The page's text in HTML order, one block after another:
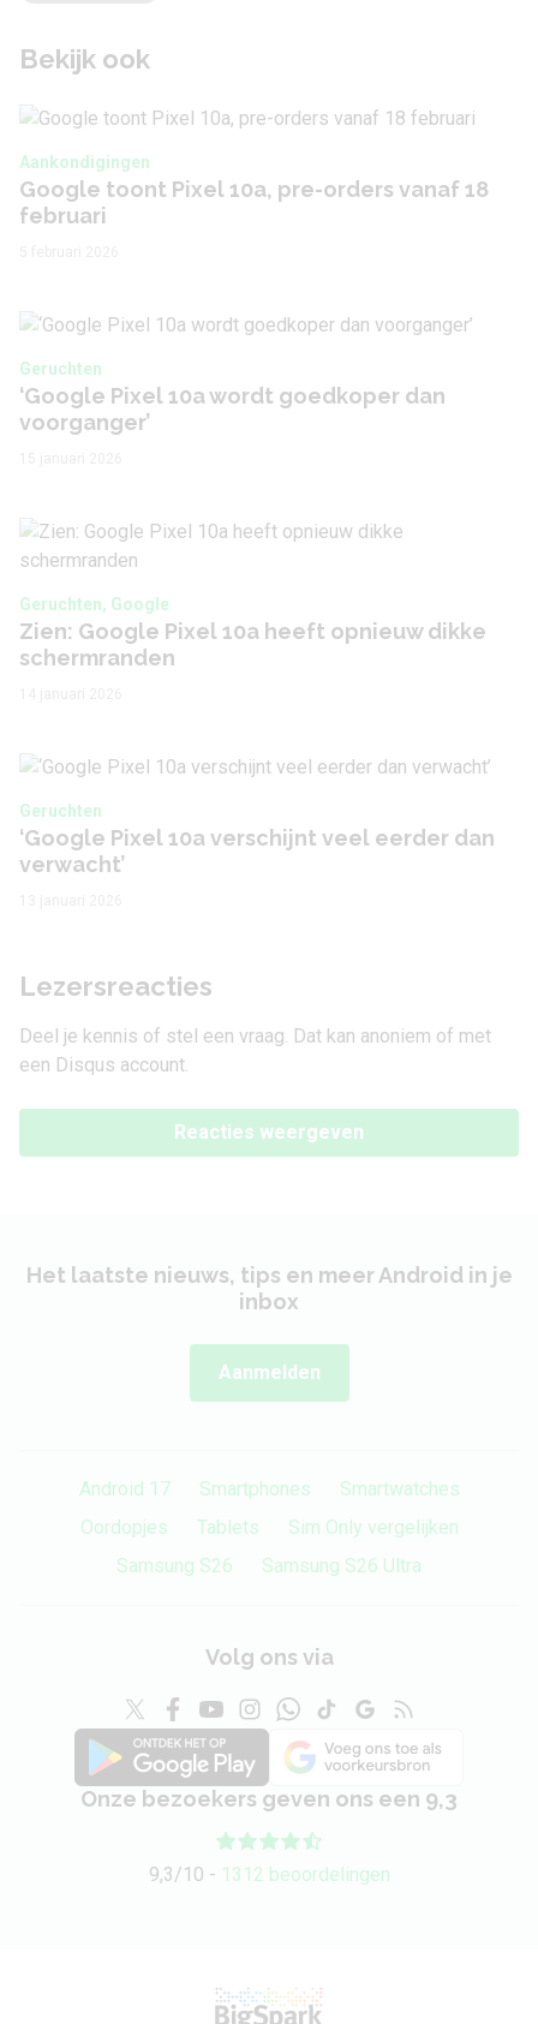
Bekijk ook
Aankondigingen
Google toont Pixel 10a, pre-orders vanaf 18
februari
Geruchten
‘Google Pixel 10a wordt goedkoper dan
voorganger’
Geruchten, Google
Zien: Google Pixel 10a heeft opnieuw dikke
schermranden
Geruchten
‘Google Pixel 10a verschijnt veel eerder dan
verwacht’
Lezersreacties
Deel je kennis of stel een vraag. Dat kan anoniem of met
een Disqus account.
Reacties weergeven
Het laatste nieuws, tips en meer Android in je
inbox
Aanmelden
Android 17 Smartphones
Smartwatches
Oordopjes
Tablets
Sim Only vergelijken
Samsung S26
Samsung S26 Ultra
Volg ons via
Onze bezoekers geven ons een 9,3
9,3/10 - 1312 beoordelingen